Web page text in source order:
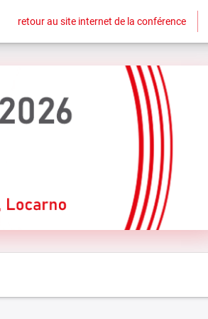
retour au site internet de la conférence